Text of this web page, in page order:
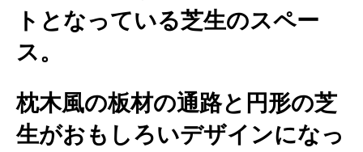
トとなっている芝生のスペー
ス。
枕木風の板材の通路と円形の芝
生がおもしろいデザインになっ